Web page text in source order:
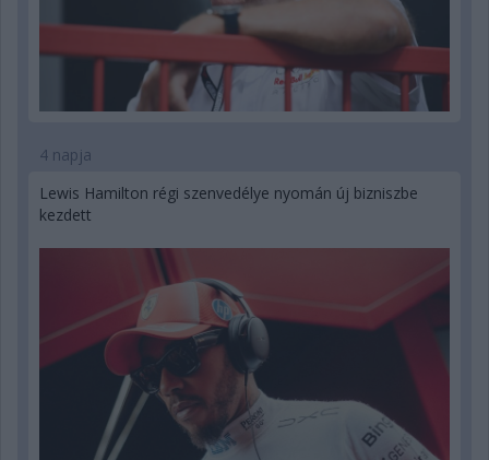
4 napja
Lewis Hamilton régi szenvedélye nyomán új bizniszbe
kezdett